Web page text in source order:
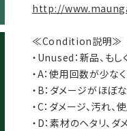
http://
≪Condition説明≫
・Unused：新品、も
・A：使用回数が少な
・B：ダメージがほぼ
・C：ダメージ、汚れ
・D：素材のヘタリ、